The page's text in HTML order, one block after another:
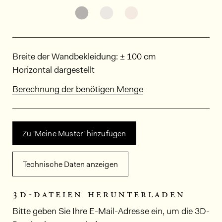
Abmessungen
Breite der Wandbekleidung: ± 100 cm
Horizontal dargestellt
Berechnung der benötigen Menge
Zu 'Meine Muster' hinzufügen
Technische Daten anzeigen
3d-dateien herunterladen
Bitte geben Sie Ihre E-Mail-Adresse ein, um die 3D-